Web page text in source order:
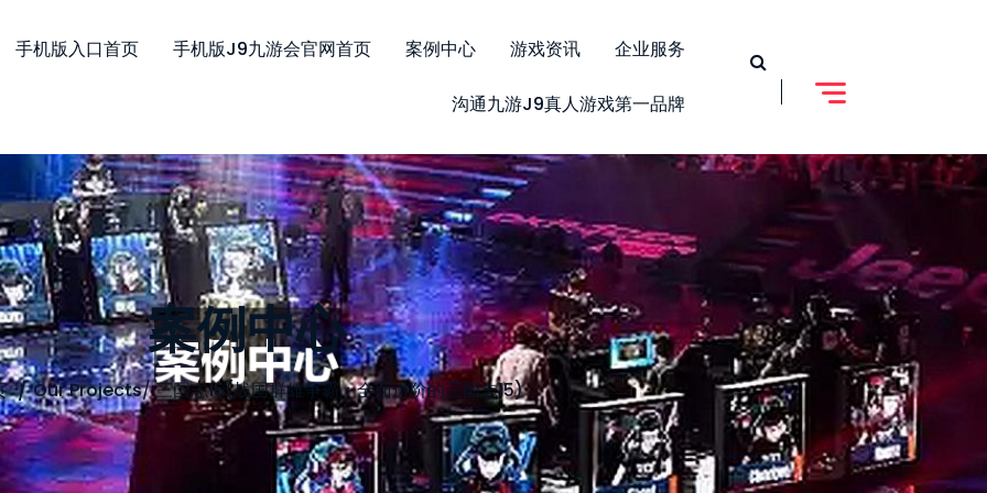
手机版入口首页 手机版j9九游会官网首页 案例中心 游戏资讯 企业服务
沟通九游j9真人游戏第一品牌
案例中心
Our Projects/三国志15(战国群雄争霸：全面进阶的三国志15)